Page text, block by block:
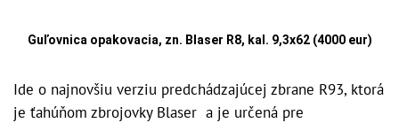
Guľovnica opakovacia, zn. Blaser R8, kal. 9,3x62 (4000 eur)
Ide o najnovšiu verziu predchádzajúcej zbrane R93, ktorá
je ťahúňom zbrojovky Blaser a je určená pre